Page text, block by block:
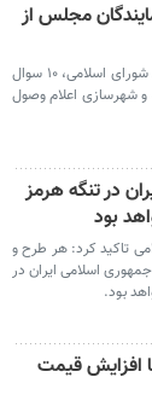
سوال نمایندگان مجلس از
در جلسه وبیناری امروز مجلس شورای اسلامی، ۱۰ سوال
و شهرسازی اعلام وصول
در تنگه هرمز
بود
تاکید کرد: هر طرح و
اسلامی ایران در
بود.
افزایش قیمت